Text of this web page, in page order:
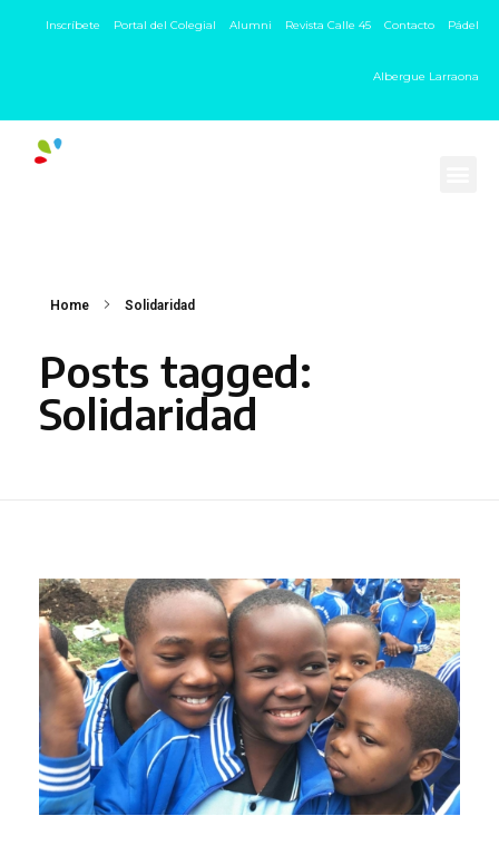
Inscríbete Portal del Colegial Alumni Revista Calle 45 Contacto Pádel
Albergue Larraona
Home Solidaridad
Posts tagged:
Solidaridad